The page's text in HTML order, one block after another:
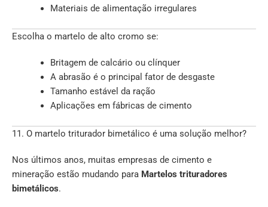
Materiais de alimentação irregulares
Escolha o martelo de alto cromo se:
Britagem de calcário ou clínquer
A abrasão é o principal fator de desgaste
Tamanho estável da ração
Aplicações em fábricas de cimento
11. O martelo triturador bimetálico é uma solução melhor?
Nos últimos anos, muitas empresas de cimento e
mineração estão mudando para Martelos trituradores
bimetálicos.